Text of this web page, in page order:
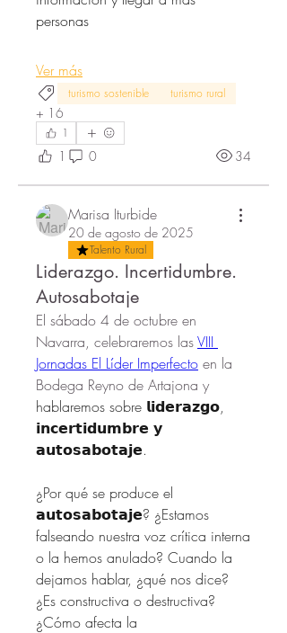
personas
Ver más
turismo sostenible turismo rural
+ 16
1
1 0 34
Marisa Iturbide
20 de agosto de 2025
Talento Rural
Liderazgo. Incertidumbre.
Autosabotaje
El sábado 4 de octubre en
Navarra, celebraremos las VIII
Jornadas El Líder Imperfecto en la
Bodega Reyno de Artajona y
hablaremos sobre 𝗹𝗶𝗱𝗲𝗿𝗮𝘇𝗴𝗼,
𝗶𝗻𝗰𝗲𝗿𝘁𝗶𝗱𝘂𝗺𝗯𝗿𝗲 𝘆
𝗮𝘂𝘁𝗼𝘀𝗮𝗯𝗼𝘁𝗮𝗷𝗲.
¿Por qué se produce el
𝗮𝘂𝘁𝗼𝘀𝗮𝗯𝗼𝘁𝗮𝗷𝗲? ¿Estamos
falseando nuestra voz crítica interna
o la hemos anulado? Cuando la
dejamos hablar, ¿qué nos dice?
¿Es constructiva o destructiva?
¿Cómo afecta la